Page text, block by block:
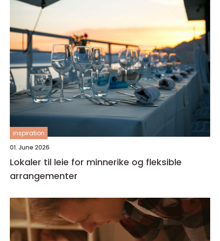
inspiration
01. June 2026
Lokaler til leie for minnerike og fleksible
arrangementer